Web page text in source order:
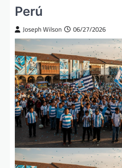
Perú
Joseph Wilson 06/27/2026